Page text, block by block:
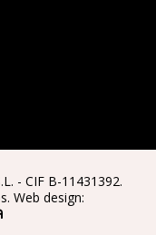
- CIF B-11431392.
Web design: